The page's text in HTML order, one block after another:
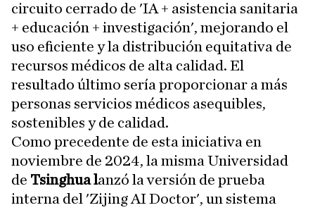
circuito cerrado de 'IA + asistencia sanitaria
+ educación + investigación', mejorando el
uso eficiente y la distribución equitativa de
recursos médicos de alta calidad. El
resultado último sería proporcionar a más
personas servicios médicos asequibles,
sostenibles y de calidad.
Como precedente de esta iniciativa en
noviembre de 2024, la misma Universidad
de Tsinghua lanzó la versión de prueba
interna del 'Zijing AI Doctor', un sistema